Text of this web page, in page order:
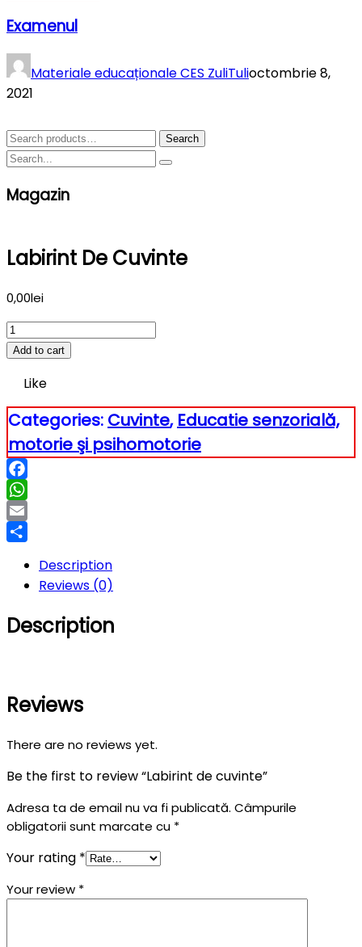
Examenul
Materiale educaționale CES ZuliTulioctombrie 8,
2021
Search
for:
Search
Magazin
Labirint De Cuvinte
0,00lei
Labirint
de
quantity
Add to cart
Like
Categories: Cuvinte, Educatie senzorială,
motorie şi psihomotorie
Facebook
WhatsApp
Email
Description
Reviews (0)
Description
Reviews
There are no reviews yet.
Be the first to review “Labirint de cuvinte”
Adresa ta de email nu va fi publicată. Câmpurile
obligatorii sunt marcate cu *
Your rating *
Your review *